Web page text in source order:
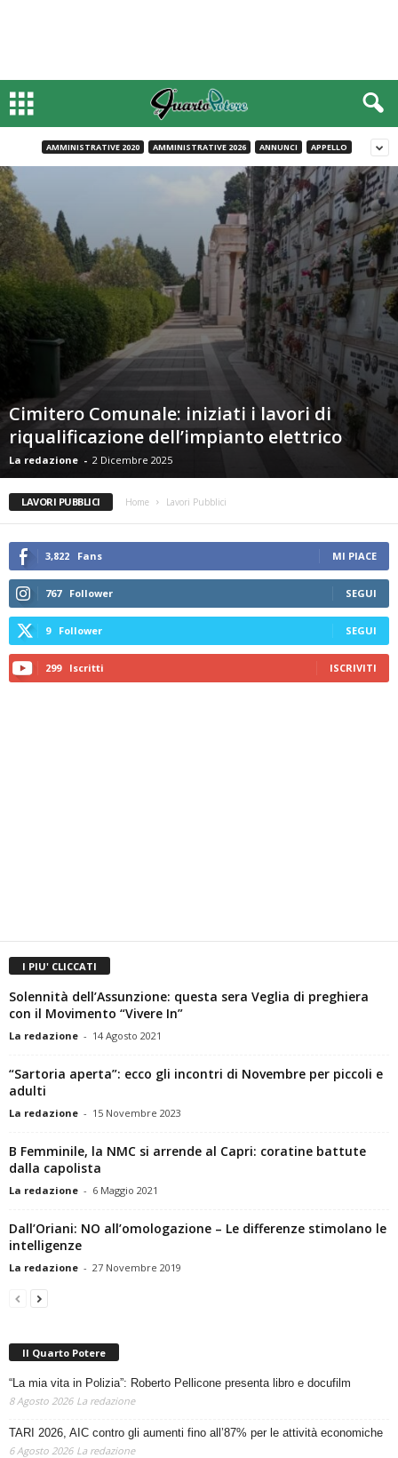
AMMINISTRATIVE 2020 AMMINISTRATIVE 2026 ANNUNCI APPELLO
Cimitero Comunale: iniziati i lavori di
riqualificazione dell’impianto elettrico
La redazione - 2 Dicembre 2025
LAVORI PUBBLICI Home Lavori Pubblici
3,822 Fans MI PIACE
767 Follower SEGUI
9 Follower SEGUI
299 Iscritti ISCRIVITI
I PIU' CLICCATI
Solennità dell’Assunzione: questa sera Veglia di preghiera
con il Movimento “Vivere In”
La redazione - 14 Agosto 2021
“Sartoria aperta”: ecco gli incontri di Novembre per piccoli e
adulti
La redazione - 15 Novembre 2023
B Femminile, la NMC si arrende al Capri: coratine battute
dalla capolista
La redazione - 6 Maggio 2021
Dall’Oriani: NO all’omologazione – Le differenze stimolano le
intelligenze
La redazione - 27 Novembre 2019
Il Quarto Potere
“La mia vita in Polizia”: Roberto Pellicone presenta libro e docufilm
8 Agosto 2026 La redazione
TARI 2026, AIC contro gli aumenti fino all’87% per le attività economiche
6 Agosto 2026 La redazione